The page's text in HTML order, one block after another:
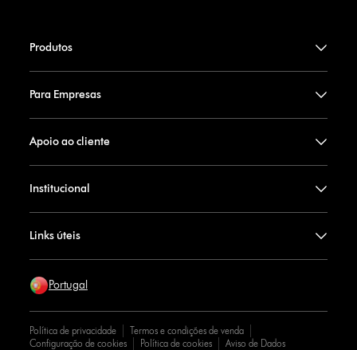
Produtos
Para Empresas
Apoio ao cliente
Institucional
Links úteis
Portugal
Política de privacidade
Termos e condições de venda
Configuração de cookies
Política de cookies Aviso de Dados